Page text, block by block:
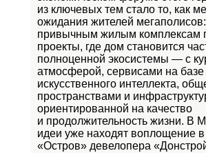
из ключевых тем стало то, как
ожидания жителей
привычным жилым комплексам
проекты, где дом становится
полноценной экосистемы — с
атмосферой, сервисами на базе
искусственного интеллекта,
пространствами и
ориентированной на качество
и продолжительность жизни. В
идеи уже находят воплощение в
«Остров» девелопера